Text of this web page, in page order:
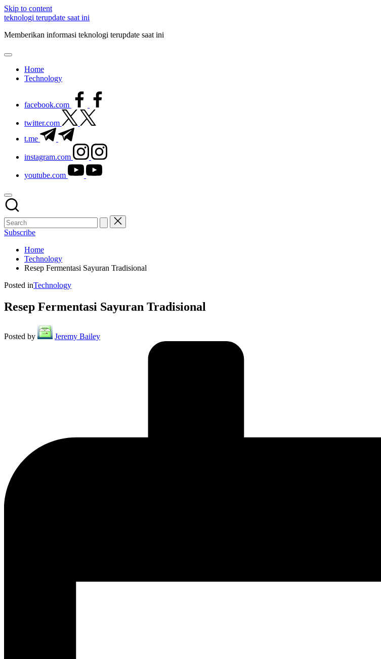
Skip to content
teknologi terupdate saat ini
Memberikan informasi teknologi terupdate saat ini
Home
Technology
facebook.com
twitter.com
t.me
instagram.com
youtube.com
Subscribe
Home
Technology
Resep Fermentasi Sayuran Tradisional
Posted inTechnology
Resep Fermentasi Sayuran Tradisional
Posted by Jeremy Bailey